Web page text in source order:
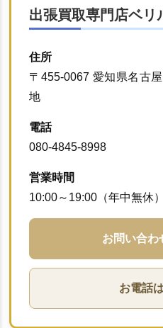
出張買取専門店ベリ
住所
〒455-0067 愛知県名古
地
電話
080-4845-8998
営業時間
10:00～19:00（年中無休）
お問い合わ
お電話